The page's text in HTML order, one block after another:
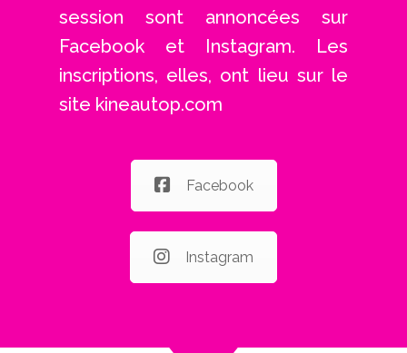
session sont annoncées sur
Facebook et Instagram. Les
inscriptions, elles, ont lieu sur le
site kineautop.com
Facebook
Instagram